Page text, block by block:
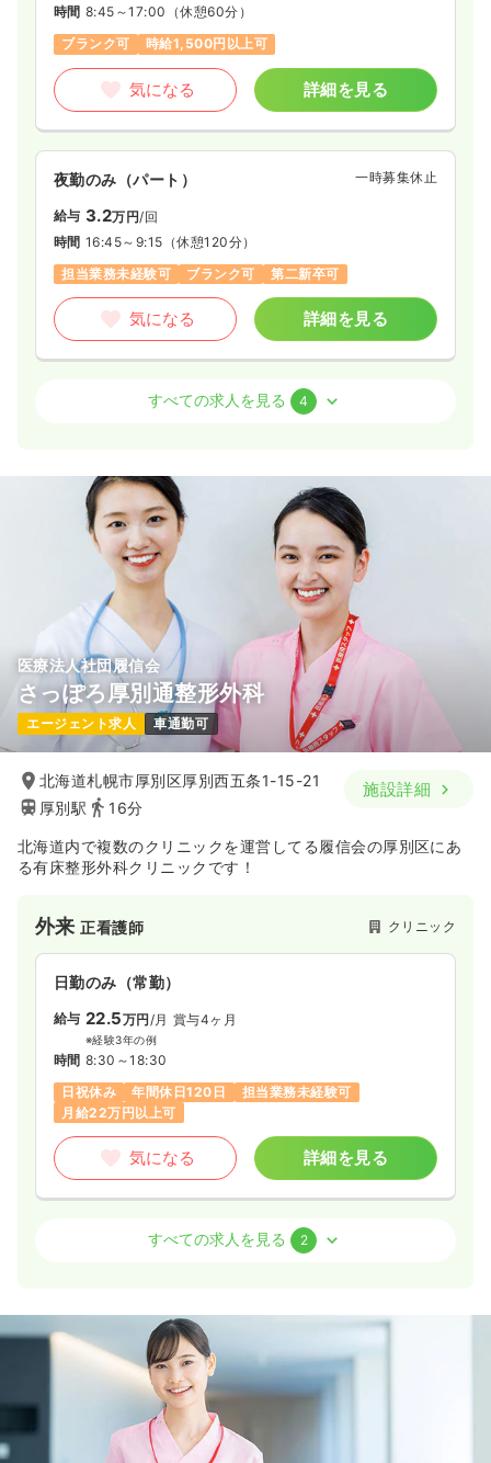
時間 8:45～17:00 （休憩60分）
ブランク可
時給1,500円以上可
気になる 詳細を見る
夜勤のみ（パート） 一時募集休止
給与 3.2万円/回
時間 16:45～9:15 （休憩120分）
担当業務未経験可
ブランク可 第二新卒可
気になる 詳細を見る
正看護師 / 管理職
23.9〜28.9万円 賞与4.5ヶ月
※一例
8:45～17:00
月給28万円以上可
気になる 詳細を見る
外来正看護師
日勤のみ（常勤） 一時募集休止
給与 18.7〜26.6万円/月 賞与4.5ヶ月
※一例
時間 8:45～17:00
土日祝休み
年間休日120日 月給26万円以上可
訪問看護 一般＋療養
日勤のみ（常勤）
給与 22.1〜28.9
時間 8:45～17:00（休憩60分）
ブランク可
月給28万円以上可
気になる 詳細を見る
日勤のみ（常勤） 一時募集休止
20.6万円〜/月 賞与4.5ヶ月
8:45～17:30（休憩60分）
日祝休み
ブランク可 月給20万円以上可
すべての求人を見る 4
医療法人社団履信会
さっぽろ厚別通整形外科
エージェント求人 車通勤可
北海道札幌市厚別区厚別西五条1-15-21
厚別駅
16分
施設詳細
北海道内で複数のクリニックを運営してる履信会の厚別区にあ
る有床整形外科クリニックです！
外来正看護師 クリニック
日勤のみ（常勤）
給与 22.5万円/月 賞与4ヶ月
※経験3年の例
時間 8:30～18:30
日祝休み
年間休日120日
担当業務未経験可
月給22万円以上可
気になる 詳細を見る
/月 賞与4ヶ月
※経験4年の例
8:30～18:30
年間休日120日
月給32万円以上可
気になる
すべての求人を見る 2